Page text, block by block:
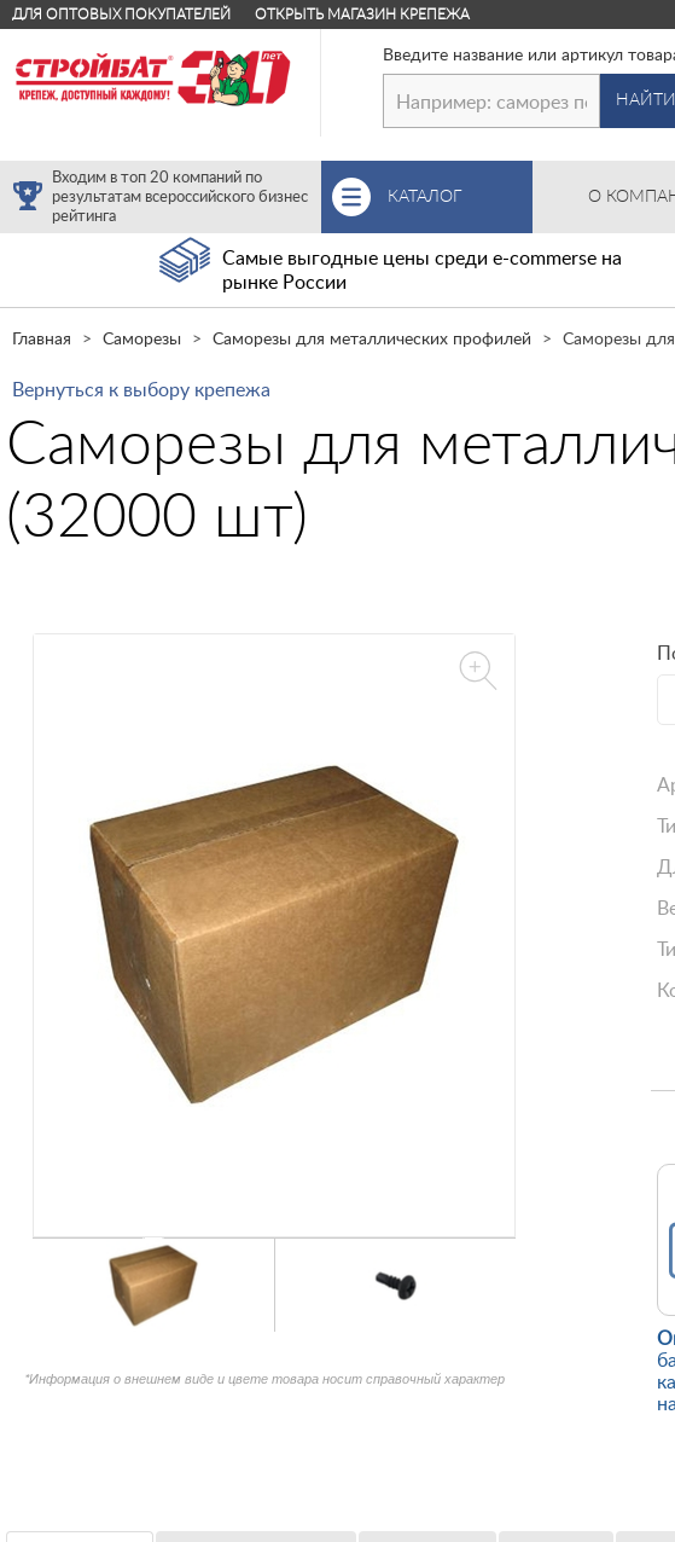
ДЛЯ ОПТОВЫХ ПОКУПАТЕЛЕЙ ОТКРЫТЬ МАГАЗИН КРЕПЕЖА
Введите название или артикул
Входим в топ 20 компаний по
результатам всероссийского бизнес
рейтинга
КАТАЛОГ О
Самые выгодные цены среди e-commerse на
рынке России
Главная Саморезы Саморезы для металлических профилей Саморезы
Вернуться к выбору крепежа
Саморезы для
(32000 шт)
*Информация о внешнем виде и цвете товара носит справочный характер